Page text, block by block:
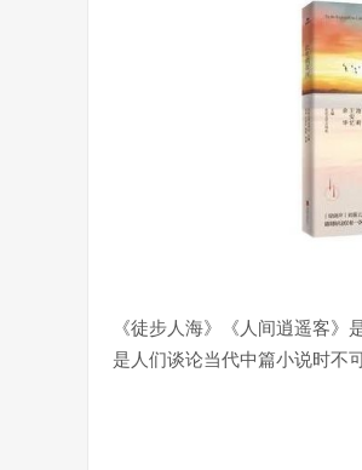
《徒步人海》《人间逍遥客
是人们谈论当代中篇小说时不